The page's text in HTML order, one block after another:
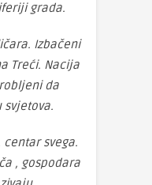
grada.
Izbačeni
Treći. Nacija
da
svjetova.
svega.
, gospodara